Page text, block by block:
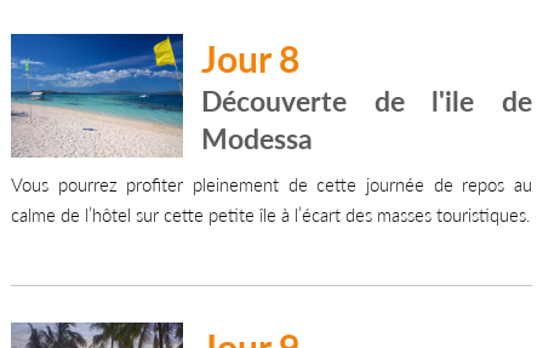
Jour 8
Découverte de l'ile de
Modessa
Vous pourrez profiter pleinement de cette journée de repos au
calme de l’hôtel sur cette petite île à l’écart des masses touristiques.